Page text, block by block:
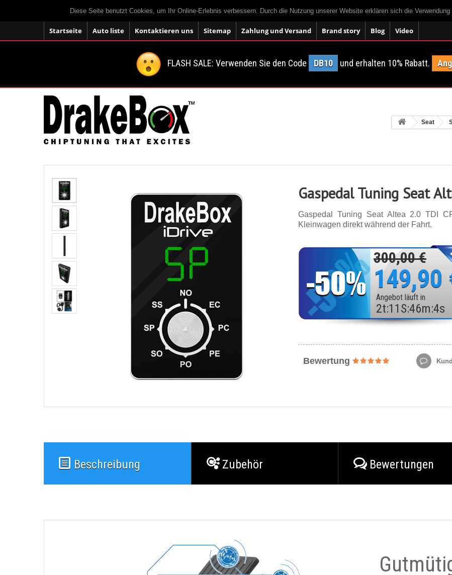
Diese Seite benutzt Cookies, um Ihr Online-Erlebnis verbessern. Durch die Nutzung unserer Website erklären sich die
Startseite Auto liste Kontaktieren uns Sitemap Zahlung und Versand Brand story Blog Video
FLASH SALE: Verwenden Sie den Code DB10 und erhalten 10% Rabatt.
Seat
Gaspedal Tuning Seat
Gaspedal Tuning Seat Altea 2.0 TDI
Kleinwagen direkt während der Fahrt.
300,00 €
149,90
Angebot läuft in
2t:11 S:46m:2s
Bewertung
Beschreibung Zubehör Bewertungen